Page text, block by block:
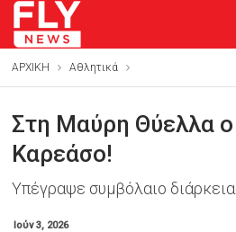
ΑΡΧΙΚΗ Αθλητικά
Στη Μαύρη Θύελλα
Καρεάσο!
Υπέγραψε συμβόλαιο
Ιούν 3, 2026